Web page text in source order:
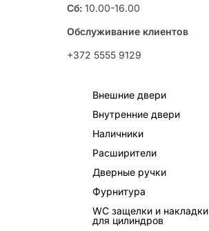
Сб:10.00-16.00
Обслуживание клиентов
+372 5555 9129
Внешние двери
Внутренние двери
Наличники
Расширители
Дверные ручки
Фурнитура
WC защелки и накладки
для цилиндров